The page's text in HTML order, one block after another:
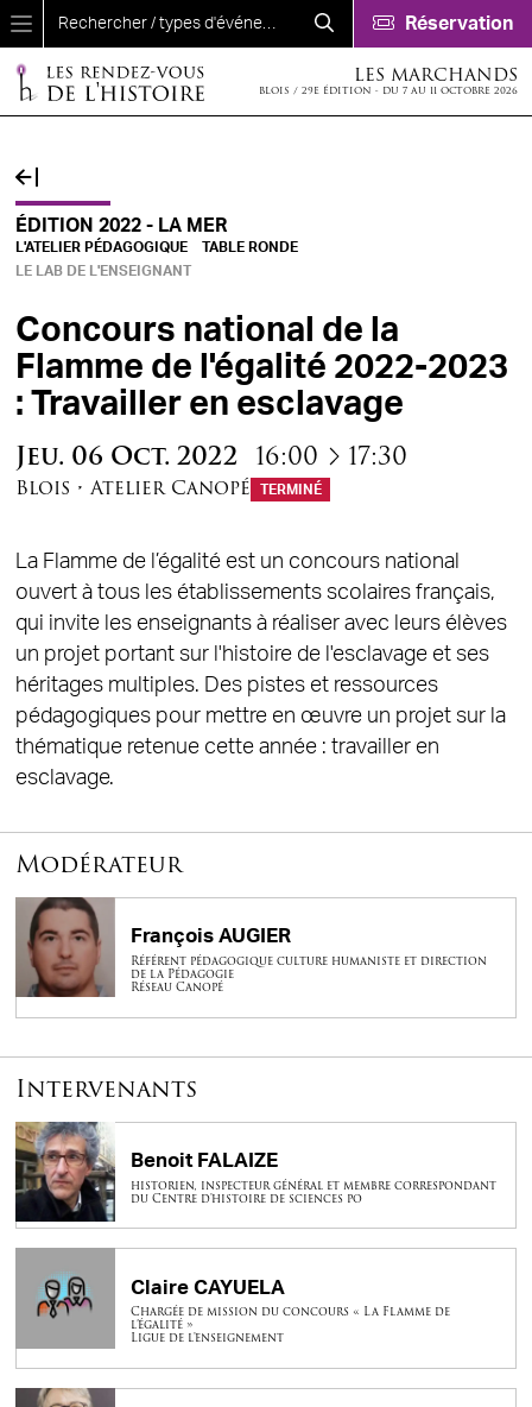
Aller au contenu principal
Réservation
LES MARCHANDS
BLOIS / 29E ÉDITION - DU 7 AU 11 OCTOBRE 2026
ÉDITION 2022 - LA MER
L'ATELIER PÉDAGOGIQUE
TABLE RONDE
LE LAB DE L'ENSEIGNANT
Concours national de la
Flamme de l'égalité 2022-2023
: Travailler en esclavage
Jeu. 06 Oct. 2022 16:00 à17:30
Blois • Atelier Canopé TERMINÉ
La Flamme de l’égalité est un concours national
ouvert à tous les établissements scolaires français,
qui invite les enseignants à réaliser avec leurs élèves
un projet portant sur l'histoire de l'esclavage et ses
héritages multiples. Des pistes et ressources
pédagogiques pour mettre en œuvre un projet sur la
thématique retenue cette année : travailler en
esclavage.
Modérateur
François AUGIER
Référent pédagogique culture humaniste et direction
de la Pédagogie
Réseau Canopé
Intervenants
Benoit FALAIZE
historien, inspecteur général et membre correspondant
du Centre d'histoire de sciences po
Claire CAYUELA
Chargée de mission du concours « La Flamme de
l’égalité »
Ligue de l'enseignement